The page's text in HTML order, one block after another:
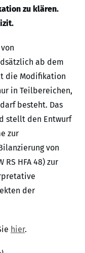
zu klären.
ab dem
die Modifikation
in Teilbereichen,
besteht. Das
stellt den Entwurf
zur
von
RS HFA 48) zur
der
hier.